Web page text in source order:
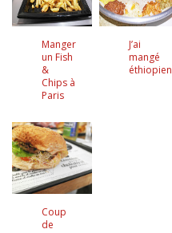
Manger
un Fish
&
Chips à
Paris
J’ai
mangé
éthiopien
Coup
de